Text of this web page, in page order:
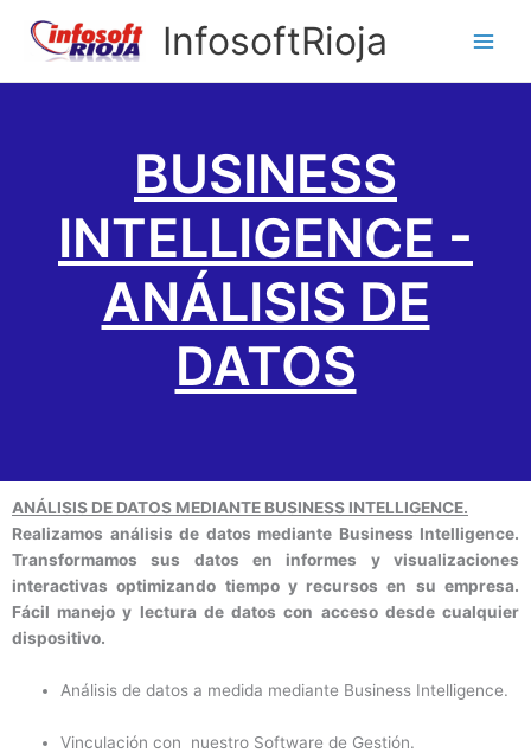
contenido
InfosoftRioja
BUSINESS
INTELLIGENCE -
ANÁLISIS DE
DATOS
ANÁLISIS DE DATOS MEDIANTE BUSINESS INTELLIGENCE.
Realizamos análisis de datos mediante Business Intelligence.
Transformamos sus datos en informes y visualizaciones
interactivas optimizando tiempo y recursos en su empresa.
Fácil manejo y lectura de datos con acceso desde cualquier
dispositivo.
Análisis de datos a medida mediante Business Intelligence.
Vinculación con nuestro Software de Gestión.